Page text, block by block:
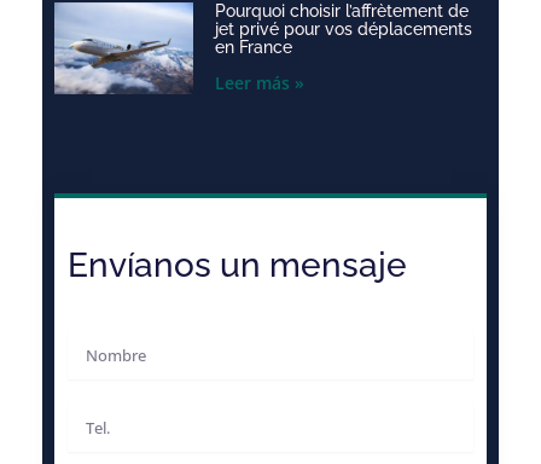
Pourquoi choisir l’affrètement de
jet privé pour vos déplacements
en France
Leer más »
Envíanos un mensaje
Nombre
Teléfono